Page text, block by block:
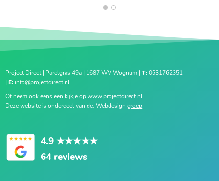
1 2
Project Direct | Parelgras 49a | 1687 WV Wognum |T:0631762351
| E: info@projectdirect.nl
Of neem ook eens een kijkje opwww.projectdirect.nl
Deze website is onderdeel van de: Webdesigngroep
4.9 ★★★★★
64 reviews